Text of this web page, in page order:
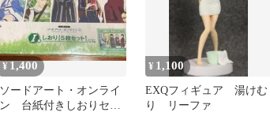
¥ 1,400
ソードアート・オンライ
ン 台紙付きしおりセッ
¥ 1,100
EXQフィギュア 湯けむ
り リーファ